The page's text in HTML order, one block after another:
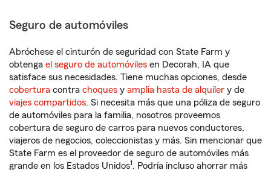
Seguro de automóviles
Abróchese el cinturón de seguridad con State Farm y
obtenga el seguro de automóviles en Decorah, IA que
satisface sus necesidades. Tiene muchas opciones, desde
cobertura contra choques y amplia hasta de alquiler y de
viajes compartidos. Si necesita más que una póliza de seguro
de automóviles para la familia, nosotros proveemos
cobertura de seguro de carros para nuevos conductores,
viajeros de negocios, coleccionistas y más. Sin mencionar que
State Farm es el proveedor de seguro de automóviles más
grande en los Estados Unidos1. Podría incluso ahorrar más